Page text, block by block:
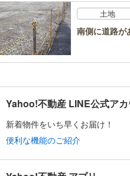
土地
南側に道路が
Yahoo!不動産 LINE公式アカ
新着物件をいち早くお届け！
便利な機能のご紹介